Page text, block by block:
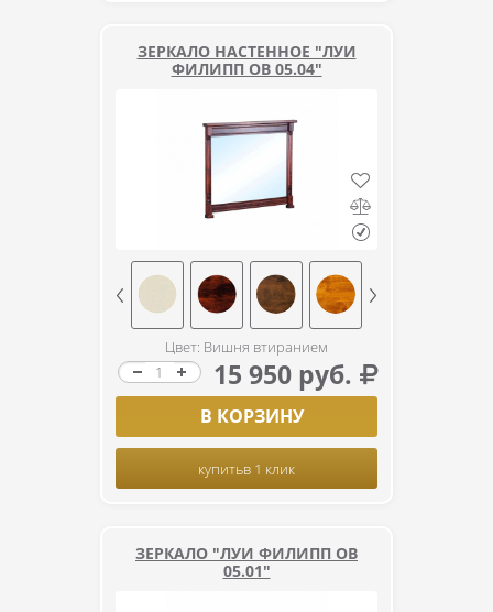
ЗЕРКАЛО НАСТЕННОЕ "ЛУИ
ФИЛИПП ОВ 05.04"
Цвет: Вишня втиранием
15 950 руб.
В КОРЗИНУ
купитьв 1 клик
ЗЕРКАЛО "ЛУИ ФИЛИПП ОВ
05.01"